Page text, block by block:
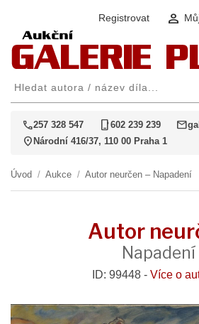
Registrovat person
call257 328 547 phone_iphone602 239 239 mail
location_on Národní 416/37, 110 00 Praha 1
Úvod / Aukce / Autor neurčen – Napadení
Autor
Napadení
ID: 99448 - Více o